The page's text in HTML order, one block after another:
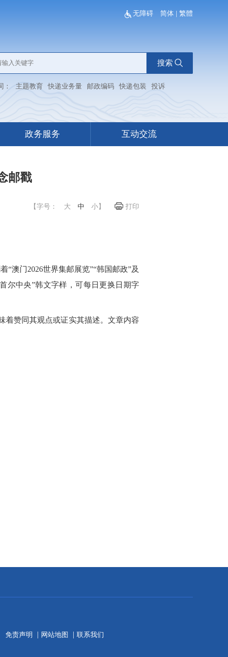
无障碍 简体 繁體
搜索
： 主题教育 快递业务量 邮政编码 快递包装 投诉
政务服务 互动交流
邮戳
打印
【字号： 大 中 小 】
澳门2026世界集邮展览”“韩国邮政”及
尔中央”韩文字样，可每日更换日期字
着赞同其观点或证实其描述。文章内容
免责声明 | 网站地图 | 联系我们